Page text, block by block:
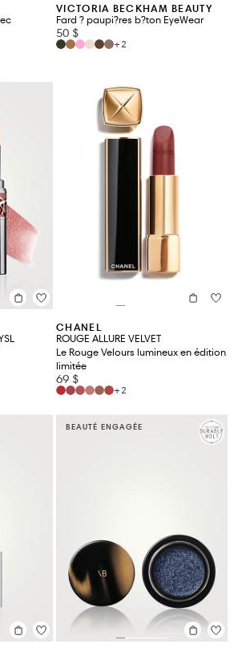
VICTORIA BECKHAM BEAUTY
Fard ? paupi?res b?ton EyeWear
50 $
+2
CHANEL
ROUGE ALLURE VELVET
Le Rouge Velours lumineux en édition
limitée
69 $
+2
BEAUTÉ ENGAGÉE